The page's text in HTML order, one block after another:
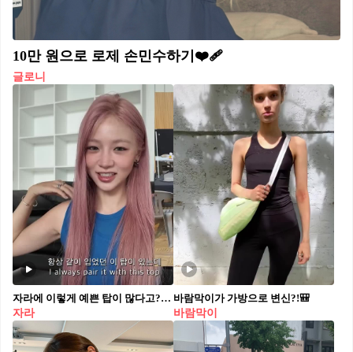
10만 원으로 로제 손민수하기❤️‍🩹
글로니
자라에 이렇게 예쁜 탑이 많다고?🛍️👀
자라
바람막이가 가방으로 변신?!🎒
바람막이